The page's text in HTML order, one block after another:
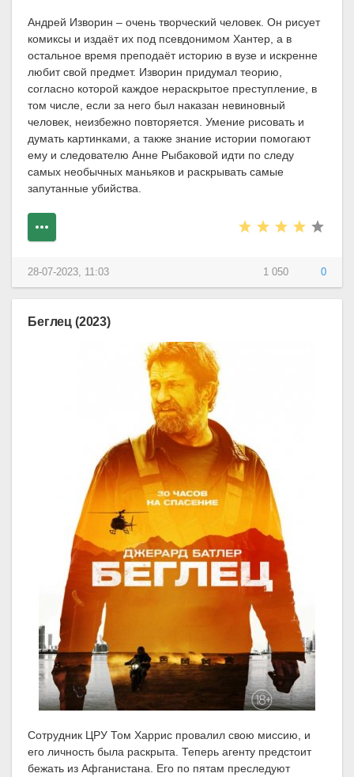
Андрей Изворин – очень творческий человек. Он рисует
комиксы и издаёт их под псевдонимом Хантер, а в
остальное время преподаёт историю в вузе и искренне
любит свой предмет. Изворин придумал теорию,
согласно которой каждое нераскрытое преступление, в
том числе, если за него был наказан невиновный
человек, неизбежно повторяется. Умение рисовать и
думать картинками, а также знание истории помогают
ему и следователю Анне Рыбаковой идти по следу
самых необычных маньяков и раскрывать самые
запутанные убийства.
1 050 0
28-07-2023, 11:03
Беглец (2023)
Сотрудник ЦРУ Том Харрис провалил свою миссию, и
его личность была раскрыта. Теперь агенту предстоит
бежать из Афганистана. Его по пятам преследуют